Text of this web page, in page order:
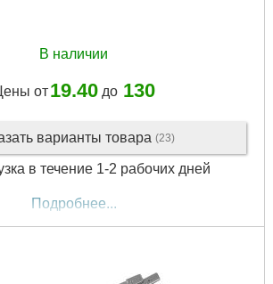
В наличии
от 19.40до 130
варианты товара (23)
в течение 1-2 рабочих дней
Подробнее...